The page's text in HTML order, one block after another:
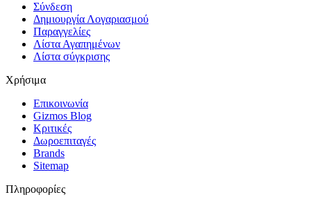
Σύνδεση
Δημιουργία Λογαριασμού
Παραγγελίες
Λίστα Αγαπημένων
Λίστα σύγκρισης
Χρήσιμα
Επικοινωνία
Gizmos Blog
Κριτικές
Δωροεπιταγές
Brands
Sitemap
Πληροφορίες